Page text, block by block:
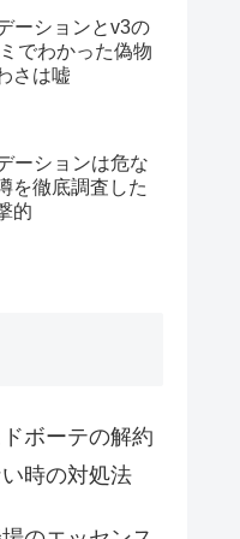
ーションとv3の
でわかった偽物
さは嘘
ーションは危な
を徹底調査した
的
ボーテの解約
時の対処法